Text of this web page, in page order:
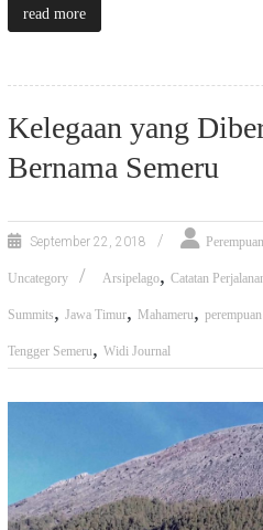
read more
Kelegaan yang
Bernama Semeru
September 22, 2018
Uncategory Arsipelago, Catatan
Summits, Jawa Timur, Mahameru,
Tengger Semeru, Widi Journal